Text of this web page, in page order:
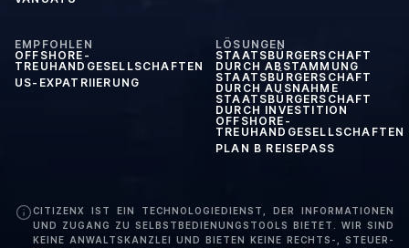
EMPFOHLEN
OFFSHORE-
TREUHANDGESELLSCHAFTEN
US-EXPATRIIERUNG
LÖSUNGEN
STAATSBÜRGERSCHAFT
DURCH ABSTAMMUNG
STAATSBÜRGERSCHAFT
DURCH AUSNAHME
STAATSBÜRGERSCHAFT
DURCH INVESTITION
OFFSHORE-
TREUHANDGESELLSCHAFTEN
PLAN B REISEPASS
CITIZENX IST EIN TECHNOLOGIEDIENST, DER INFORMATIONEN
UND ZUGANG ZU SELBSTBEDIENUNGSTOOLS BIETET. WIR SIND
KEINE ANWALTSKANZLEI UND BIETEN KEINE RECHTS-, STEUER-